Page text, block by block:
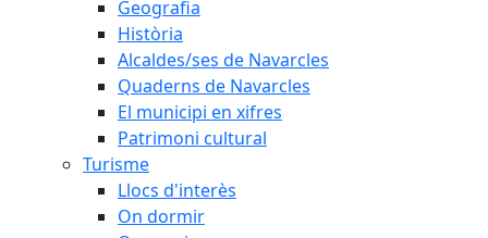
Geografia
Història
Alcaldes/ses de Navarcles
Quaderns de Navarcles
El municipi en xifres
Patrimoni cultural
Turisme
Llocs d'interès
On dormir